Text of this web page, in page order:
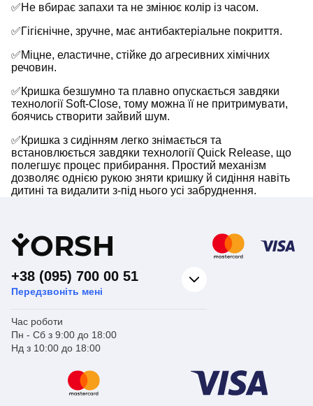
✅Не вбирає запахи та не змінює колір із часом.
✅Гігієнічне, зручне, має антибактеріальне покриття.
✅Міцне, еластичне, стійке до агресивних хімічних
речовин.
✅Кришка безшумно та плавно опускається завдяки
технології Soft-Close, тому можна її не притримувати,
боячись створити зайвий шум.
✅Кришка з сидінням легко знімається та
встановлюється завдяки технології Quick Release, що
полегшує процес прибирання. Простий механізм
дозволяє однією рукою зняти кришку й сидіння навіть
дитині та видалити з-під нього усі забруднення.
YORSH
+38 (095) 700 00 51
Передзвоніть мені
Час роботи
Пн - Сб з 9:00 до 18:00
Нд з 10:00 до 18:00